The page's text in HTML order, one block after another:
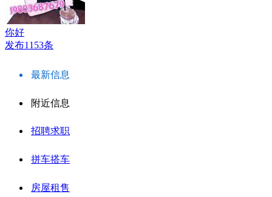
你好
发布1153条
最新信息
附近信息
招聘求职
拼车搭车
房屋租售